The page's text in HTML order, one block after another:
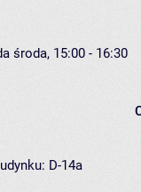
środa, 15:00 - 16:30
D-14a